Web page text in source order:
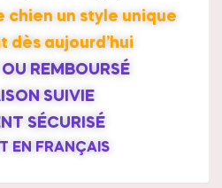
chien un style unique
dès aujourd’hui
REMBOURSÉ
SUIVIE
SÉCURISÉ
EN FRANÇAIS